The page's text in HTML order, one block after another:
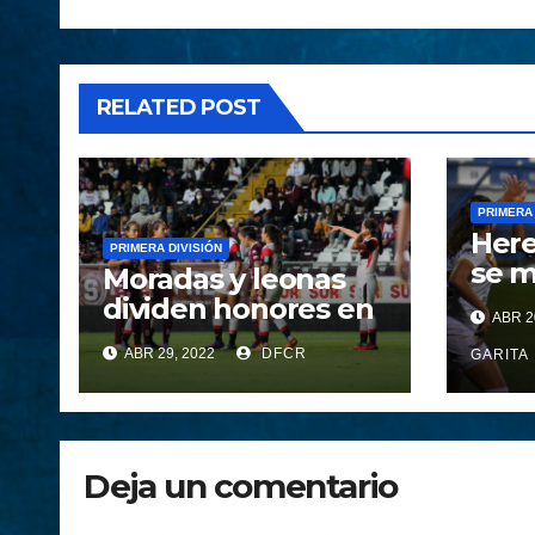
RELATED POST
PRIMERA DIVISIÓN
Moradas y leonas
dividen honores en
el Clásico
ABR 29, 2022 DFCR
se
ABR
GARITA
Deja un comentario